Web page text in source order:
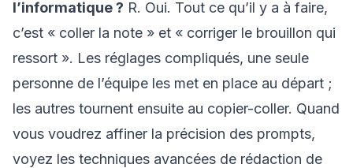
l’informatique ? R. Oui. Tout ce qu’il y a à faire,
c’est « coller la note » et « corriger le brouillon qui
ressort ». Les réglages compliqués, une seule
personne de l’équipe les met en place au départ ;
les autres tournent ensuite au copier-coller. Quand
vous voudrez affiner la précision des prompts,
voyez les techniques avancées de rédaction de